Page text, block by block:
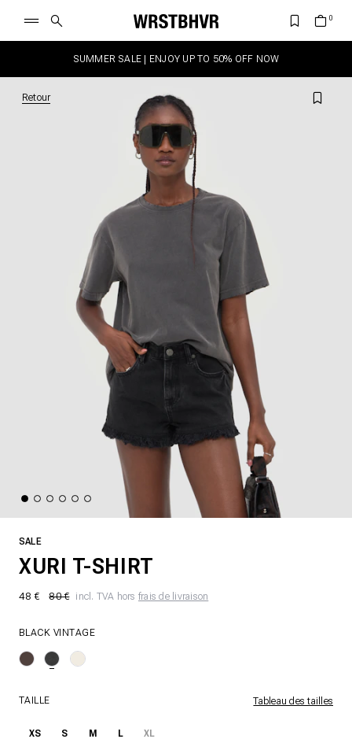
SUMMER SALE | ENJOY UP TO 50% OFF NOW
Retour
SALE
XURI T-SHIRT
48 € 80 € incl. TVA hors frais de livraison
BLACK VINTAGE
TAILLE Tableau des tailles
XS S M L XL